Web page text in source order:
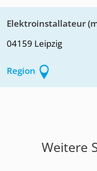
Elektroinstallateur
04159 Leipzig
Region
Weitere